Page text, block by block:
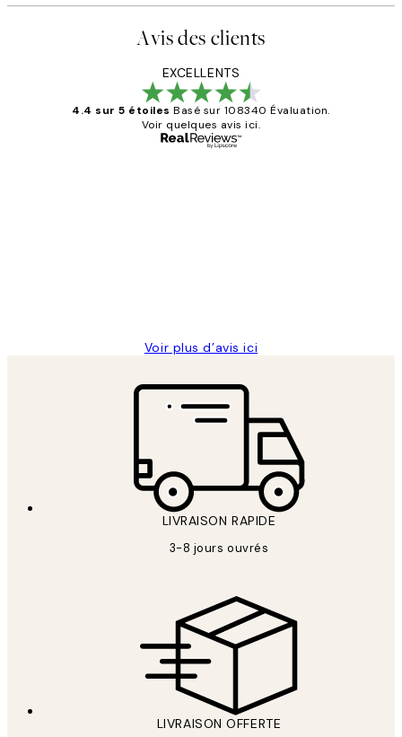
Avis des clients
EXCELLENTS
4.4 sur 5 étoiles Basé sur 108340 Évaluation.
Voir quelques avis ici.
Voir plus d’avis ici
LIVRAISON RAPIDE
3-8 jours ouvrés
LIVRAISON OFFERTE